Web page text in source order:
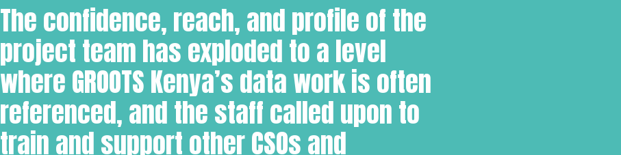
The confidence, reach, and profile of the
project team has exploded to a level
where GROOTS Kenya’s data work is often
referenced, and the staff called upon to
train and support other CSOs and